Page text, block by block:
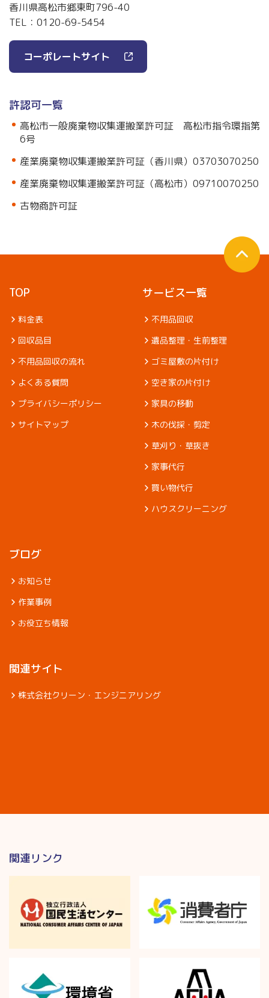
香川県高松市郷東町796-40
TEL： 0120-69-5454
コーポレートサイト
許認可一覧
高松市一般廃棄物収集運搬業許可証 高松市指令環指第
6号
産業廃棄物収集運搬業許可証（香川県）03703070250
産業廃棄物収集運搬業許可証（高松市）09710070250
古物商許可証
TOP
料金表
回収品目
不用品回収の流れ
よくある質問
プライバシーポリシー
サイトマップ
サービス一覧
不用品回収
遺品整理・生前整理
ゴミ屋敷の片付け
空き家の片付け
家具の移動
木の伐採・剪定
草刈り・草抜き
家事代行
買い物代行
ハウスクリーニング
ブログ
お知らせ
作業事例
お役立ち情報
関連サイト
株式会社クリーン・エンジニアリング
関連リンク